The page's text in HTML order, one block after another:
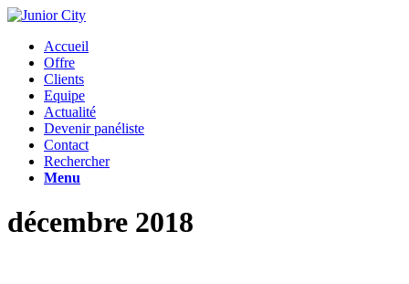
Accueil
Offre
Clients
Equipe
Actualité
Devenir panéliste
Contact
Rechercher
Menu
décembre 2018